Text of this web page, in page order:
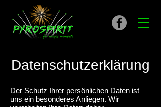
Datenschutzerklärung
Der Schutz Ihrer persönlichen Daten ist
uns ein besonderes Anliegen. Wir